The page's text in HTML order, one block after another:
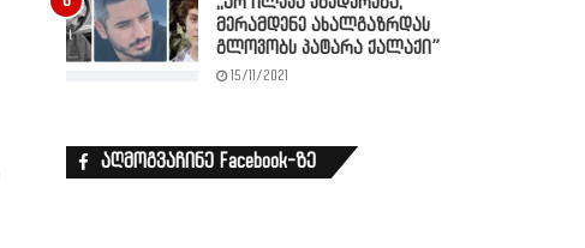
მერამდენე ახალგაზრდას
გლოვობს პატარა ქალაქი”
15/11/2021
აღმოგვაჩინე Facebook-ზე